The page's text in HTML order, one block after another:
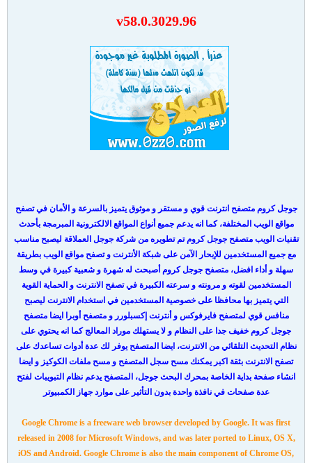
v58.0.3029.96
جوجل كروم متصفح انترنت قوي و مستقر و موثوق يتميز بالسرعة و الأمان في تصفح
مواقع الويب المختلفة، كما انه يدعم جميع أنواع المواقع الالكترونية المبرمجة بأحدث
تقنيات الويب متصفح جوجل كروم تم تطويره من شركة جوجل العملاقة ليصبح مناسب
مع جميع المستخدمين للإبحار الآمن على شبكة الأنترنت و تصفح مواقع الويب بطريقة
سهلة و أداء افضل، متصفح جوجل كروم أصبحت له شهرة و شعبية كبيرة في وسط
المستخدمين لقوته و مرونته و سرعته الكبيرة في تصفح الانترنت و الحماية القوية
التي يتميز بها محافظا على خصوصية المستخدمين في استخدام الانترنت ليصبح
منافس قوي لمتصفح فايرفوكس و أنترنت إكسبلورر و متصفح أوبرا ايضا متصفح
جوجل كروم خفيف جدا على النظام و لا يستهلك موراد المعالج كما انه يحتوي على
نظام التحديث التلقائي من الانترنت، ايضا المتصفح يوفر لك عدة أدوات تساعدك على
تصفح الانترنت بثقة اكبر يمكنك مسح سجل المتصفح و مسح ملفات الكوكيز و ايضا
انشاء صفحة بداية الخاصة بمحرك البحث جوجل، المتصفح يدعم نظام التبويبات لفتح
عدة صفحات في نافذة واحدة بدون التأثير على موارد جهاز الكمبيوتر
Google Chrome is a freeware web browser developed by Google. It was first
released in 2008 for Microsoft Windows, and was later ported to Linux, OS X,
iOS and Android. Google Chrome is also the main component of Chrome OS,